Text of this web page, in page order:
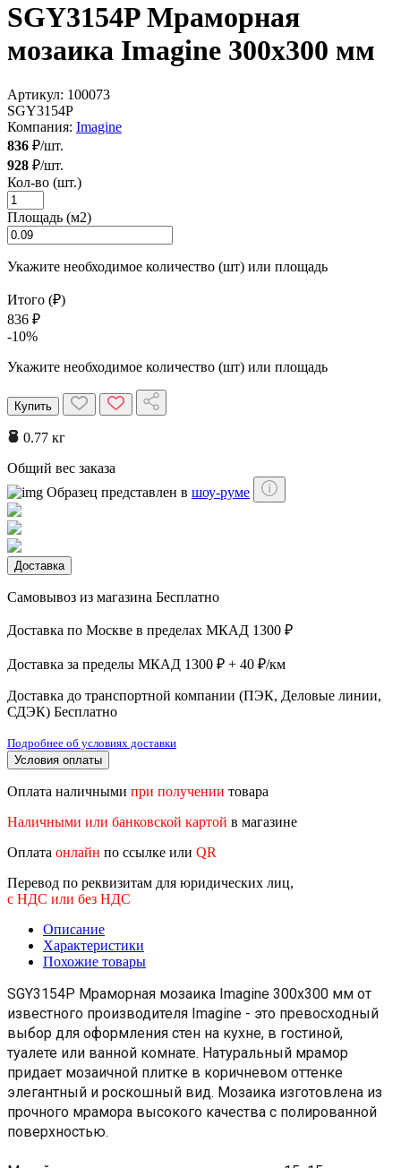
SGY3154P Мраморная
мозаика Imagine 300x300 мм
Артикул: 100073
SGY3154P
Компания: Imagine
836 ₽/шт.
928 ₽/шт.
Кол-во (шт.)
Площадь (м2)
Укажите необходимое количество (шт) или площадь
Итого (₽)
836 ₽
-10%
Укажите необходимое количество (шт) или площадь
Купить
0.77 кг
Общий вес заказа
Образец представлен в шоу-руме
Доставка
Самовывоз из магазина Бесплатно
Доставка по Москве в пределах МКАД 1300 ₽
Доставка за пределы МКАД 1300 ₽ + 40 ₽/км
Доставка до транспортной компании (ПЭК, Деловые линии,
СДЭК) Бесплатно
Подробнее об условиях доставки
Условия оплаты
Оплата наличными при получении товара
Наличными или банковской картой в магазине
Оплата онлайн по ссылке или QR
Перевод по реквизитам для юридических лиц,
с НДС или без НДС
Описание
Характеристики
Похожие товары
SGY3154P Мраморная мозаика Imagine 300x300 мм от
известного производителя Imagine - это превосходный
выбор для оформления стен на кухне, в гостиной,
туалете или ванной комнате. Натуральный мрамор
придает мозаичной плитке в коричневом оттенке
элегантный и роскошный вид. Мозаика изготовлена из
прочного мрамора высокого качества с полированной
поверхностью.